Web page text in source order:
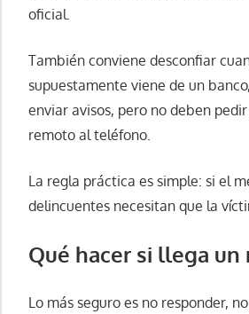
oficial.
También conviene desconfiar
supuestamente viene de un
enviar avisos, pero no deben
remoto al teléfono.
La regla práctica es simple: si el
delincuentes necesitan que la
Qué hacer si llega
Lo más seguro es no responder,